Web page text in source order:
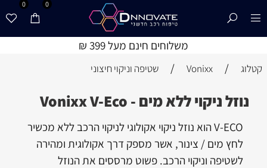
משלוחים חינם מעל 399 ₪
0 0
קטלוג /
Vonixx
/ שטיפה וניקוי חיצוני
נוזל ניקוי ללא מים - Vonixx V-Eco
V-ECO הוא נוזל ניקוי אקולוגי לניקוי הרכב ללא מכשיר
לחץ מים / צינור, אשר מספק דרך אקולוגית ומהירה
לשטיפה וניקוי הרכב. פשוט מרססים את הנוזל